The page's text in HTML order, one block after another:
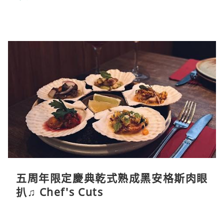
五周年限定慶典乾式熟成黑安格斯肉眼
扒♫ Chef's Cuts